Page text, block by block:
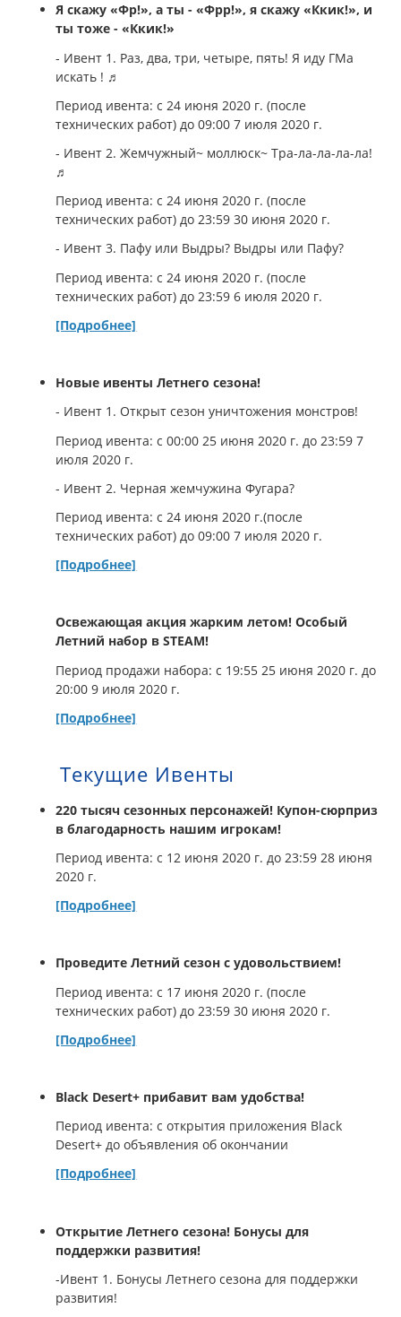
Я скажу «Фр!», а ты - «Фрр!», я скажу «Ккик!», и
ты тоже - «Ккик!»
- Ивент 1. Раз, два, три, четыре, пять! Я иду ГМа
искать ! ♬
Период ивента: с 24 июня 2020 г. (после
технических работ) до 09:00 7 июля 2020 г.
- Ивент 2. Жемчужный~ моллюск~ Тра-ла-ла-ла-ла!
♬
Период ивента: с 24 июня 2020 г. (после
технических работ) до 23:59 30 июня 2020 г.
- Ивент 3. Пафу или Выдры? Выдры или Пафу?
Период ивента: с 24 июня 2020 г. (после
технических работ) до 23:59 6 июля 2020 г.
[Подробнее]
Новые ивенты Летнего сезона!
- Ивент 1. Открыт сезон уничтожения монстров!
Период ивента: с 00:00 25 июня 2020 г. до 23:59 7
июля 2020 г.
- Ивент 2. Черная жемчужина Фугара?
Период ивента: с 24 июня 2020 г.(после
технических работ) до 09:00 7 июля 2020 г.
[Подробнее]
Освежающая акция жарким летом! Особый
Летний набор в STEAM!
Период продажи набора: с 19:55 25 июня 2020 г. до
20:00 9 июля 2020 г.
[Подробнее]
Текущие Ивенты
220 тысяч сезонных персонажей! Купон-сюрприз
в благодарность нашим игрокам!
Период ивента: с 12 июня 2020 г. до 23:59 28 июня
2020 г.
[Подробнее]
Проведите Летний сезон с удовольствием!
Период ивента: с 17 июня 2020 г. (после
технических работ) до 23:59 30 июня 2020 г.
[Подробнее]
Black Desert+ прибавит вам удобства!
Период ивента: с открытия приложения Black
Desert+ до объявления об окончании
[Подробнее]
Открытие Летнего сезона! Бонусы для
поддержки развития!
-Ивент 1. Бонусы Летнего сезона для поддержки
развития!